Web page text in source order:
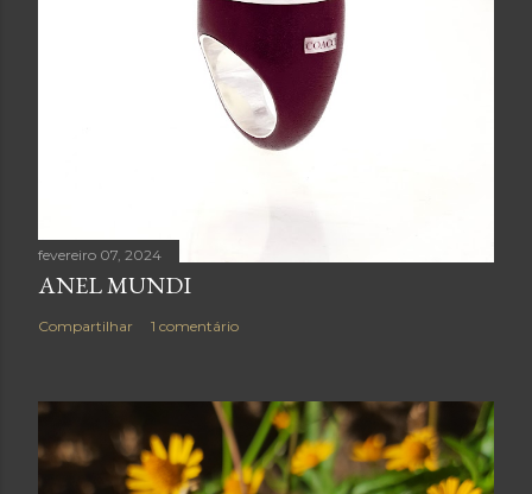
fevereiro 07, 2024
ANEL MUNDI
Compartilhar 1 comentário